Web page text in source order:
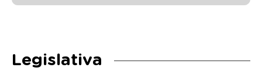
Legislativa